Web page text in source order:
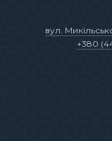
вул.
+380